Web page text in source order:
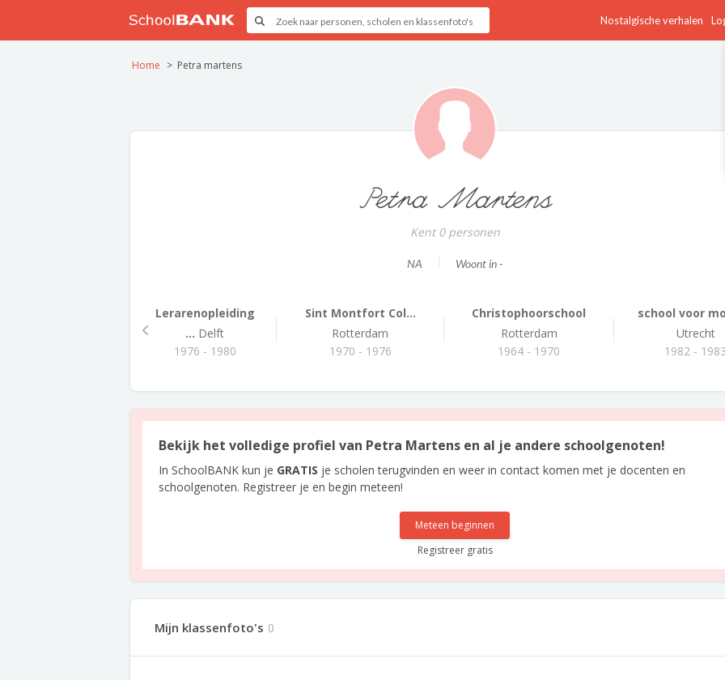
Nostalgische verhalen
Home Petra martens
Petra Martens
Kent 0 personen
NA Woont in -
Lerarenopleiding
... Delft
1976 - 1980
Sint Montfort Col...
Rotterdam
1970 - 1976
Christophoorschool
Rotterdam
1964 - 1970
school voor
Utrecht
1982 -
Bekijk het volledige profiel van Petra Martens en al je andere schoolgenoten!
In SchoolBANK kun je GRATIS je scholen terugvinden en weer in contact komen met je docenten en
schoolgenoten. Registreer je en begin meteen!
Meteen beginnen
Registreer gratis
Mijn klassenfoto's 0